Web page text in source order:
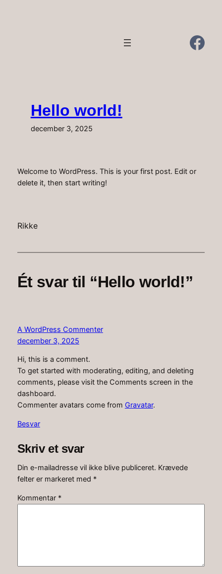
Hello world!
december 3, 2025
Welcome to WordPress. This is your first post. Edit or
delete it, then start writing!
Rikke
Ét svar til “Hello world!”
A WordPress Commenter
december 3, 2025
Hi, this is a comment.
To get started with moderating, editing, and deleting
comments, please visit the Comments screen in the
dashboard.
Commenter avatars come from Gravatar.
Besvar
Skriv et svar
Din e-mailadresse vil ikke blive publiceret. Krævede
felter er markeret med *
Kommentar *